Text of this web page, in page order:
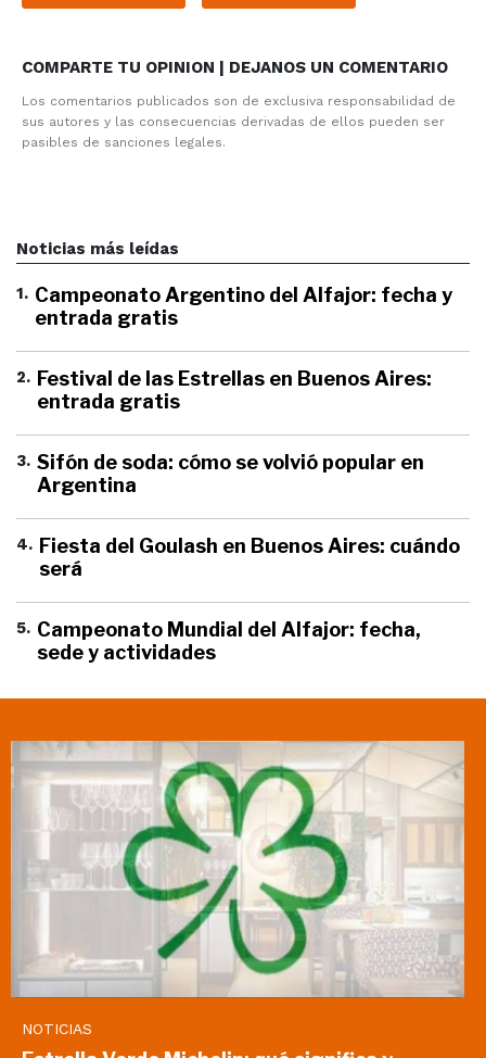
COMPARTE TU OPINION | DEJANOS UN COMENTARIO
Los comentarios publicados son de exclusiva responsabilidad de
sus autores y las consecuencias derivadas de ellos pueden ser
pasibles de sanciones legales.
Noticias más leídas
1. Campeonato Argentino del Alfajor: fecha y
entrada gratis
2. Festival de las Estrellas en Buenos Aires:
entrada gratis
3. Sifón de soda: cómo se volvió popular en
Argentina
4. Fiesta del Goulash en Buenos Aires: cuándo
será
5. Campeonato Mundial del Alfajor: fecha,
sede y actividades
NOTICIAS